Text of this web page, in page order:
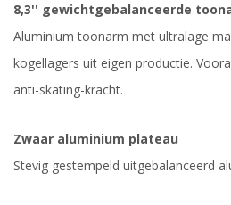
8,3'' gewichtgebalanceerde
Aluminium toonarm met ultralage
kogellagers uit eigen productie.
anti-skating-kracht.
Zwaar aluminium plateau
Stevig gestempeld uitgebalanceerd